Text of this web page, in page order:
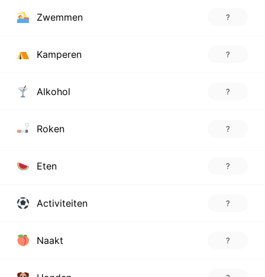
Zwemmen ?
Kamperen ?
Alkohol ?
Roken ?
Eten ?
Activiteiten ?
Naakt ?